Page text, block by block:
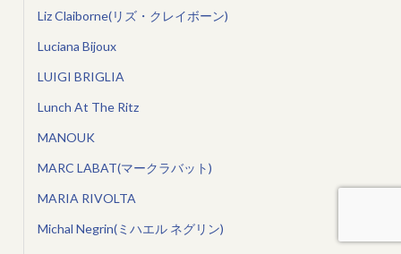
Liz Claiborne(リズ・クレイボーン)
Luciana Bijoux
LUIGI BRIGLIA
Lunch At The Ritz
MANOUK
MARC LABAT(マークラバット)
MARIA RIVOLTA
Michal Negrin(ミハエル ネグリン)